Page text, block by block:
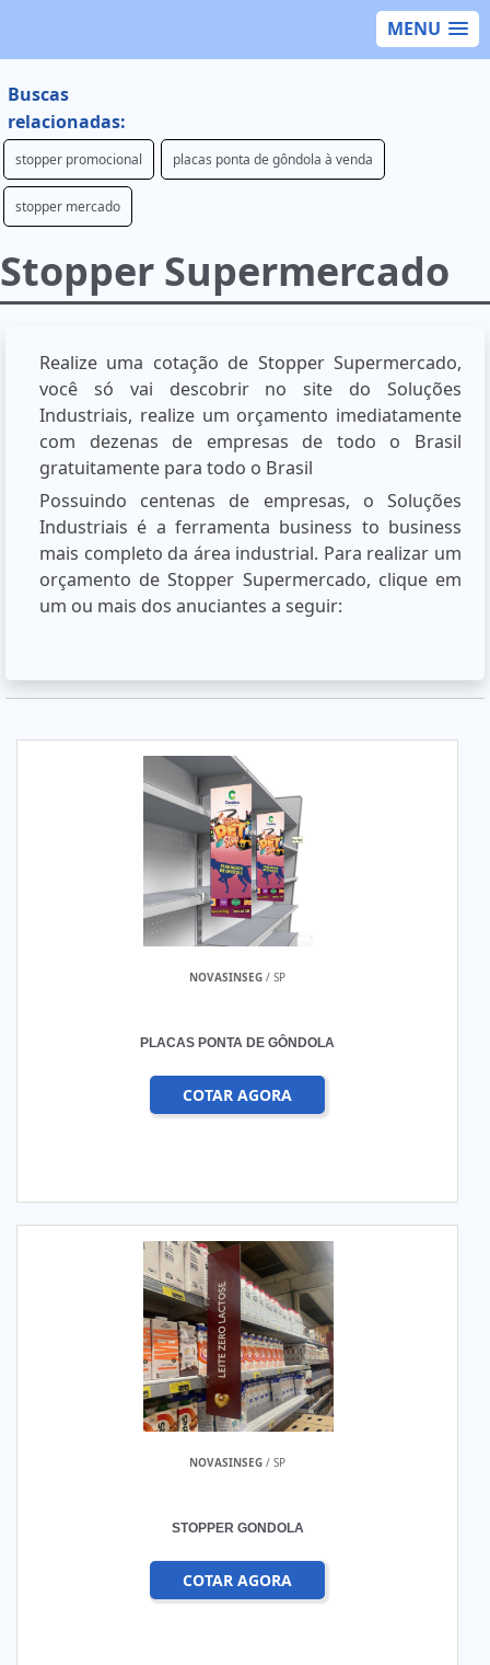
MENU
Buscas
relacionadas:
stopper promocional placas ponta de gôndola à venda
stopper mercado
Stopper Supermercado
Realize uma cotação de Stopper Supermercado,
você só vai descobrir no site do Soluções
Industriais, realize um orçamento imediatamente
com dezenas de empresas de todo o Brasil
gratuitamente para todo o Brasil
Possuindo centenas de empresas, o Soluções
Industriais é a ferramenta business to business
mais completo da área industrial. Para realizar um
orçamento de Stopper Supermercado, clique em
um ou mais dos anuciantes a seguir:
NOVASINSEG / SP
PLACAS PONTA DE GÔNDOLA
COTAR AGORA
NOVASINSEG / SP
STOPPER GONDOLA
COTAR AGORA